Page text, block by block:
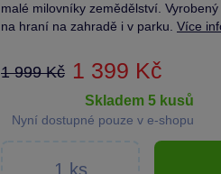
malé milovníky zemědělství.
na hraní na zahradě i v parku. Více
1 999 Kč 1 399 Kč
skladem 5 kusů
Nyní dostupné pouze v e-shopu